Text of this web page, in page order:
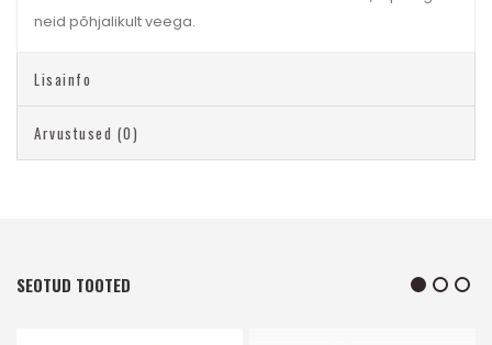
neid põhjalikult veega.
Lisainfo
Arvustused (0)
SEOTUD TOOTED